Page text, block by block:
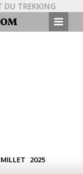
DU TREKKING
2025